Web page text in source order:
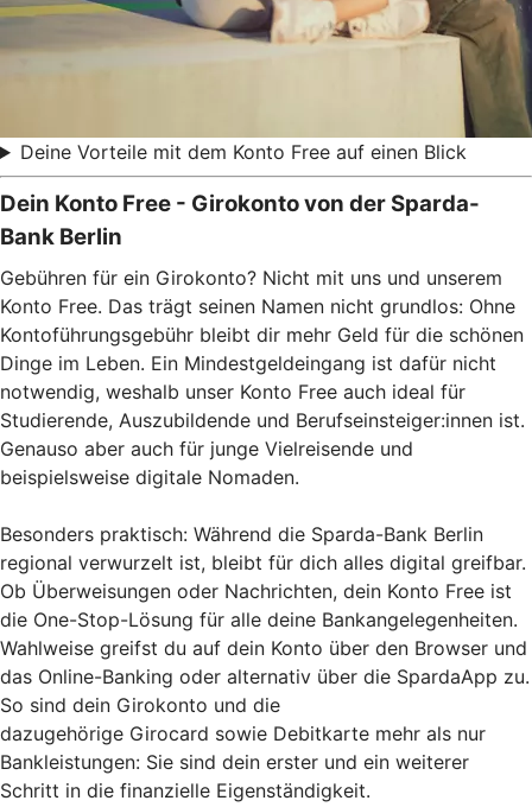
Deine Vorteile mit dem Konto Free auf einen Blick
Dein Konto Free - Girokonto von der Sparda-
Bank Berlin
Gebühren für ein Girokonto? Nicht mit uns und unserem
Konto Free. Das trägt seinen Namen nicht grundlos: Ohne
Kontoführungsgebühr bleibt dir mehr Geld für die schönen
Dinge im Leben. Ein Mindestgeldeingang ist dafür nicht
notwendig, weshalb unser Konto Free auch ideal für
Studierende, Auszubildende und Berufseinsteiger:innen ist.
Genauso aber auch für junge Vielreisende und
beispielsweise digitale Nomaden.
Besonders praktisch: Während die Sparda-Bank Berlin
regional verwurzelt ist, bleibt für dich alles digital greifbar.
Ob Überweisungen oder Nachrichten, dein Konto Free ist
die One-Stop-Lösung für alle deine Bankangelegenheiten.
Wahlweise greifst du auf dein Konto über den Browser und
das Online-Banking oder alternativ über die SpardaApp zu.
So sind dein Girokonto und die
dazugehörige Girocard sowie Debitkarte mehr als nur
Bankleistungen: Sie sind dein erster und ein weiterer
Schritt in die finanzielle Eigenständigkeit.